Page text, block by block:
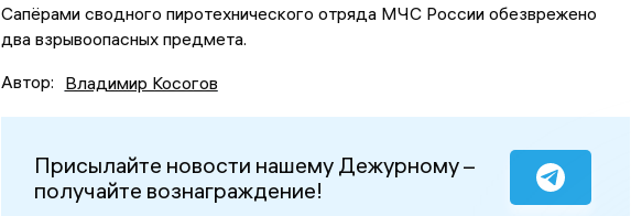
Сапёрами сводного пиротехнического отряда МЧС России обезврежено
два взрывоопасных предмета.
Автор: Владимир Косогов
Присылайте новости нашему Дежурному –
получайте вознаграждение!